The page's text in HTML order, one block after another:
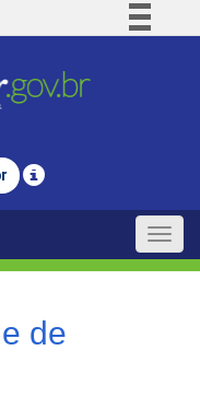
Comunica BR
Legislação
Toggle
de